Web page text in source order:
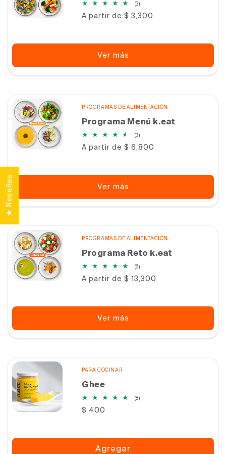
(3)3
totales
Precio
A partir de $ 3,300
Ver más
PROGRAMAS DE ALIMENTACIÓN
Programa Menú k.eat
(3)3
totales
Precio
A partir de $ 6,800
Ver más
PROGRAMAS DE ALIMENTACIÓN
Programa Reto k.eat
(6)6
totales
Precio
A partir de $ 13,300
Ver más
PARA COCINAR
Ghee
(8)8
Precio
$ 400
Agregar
★ Reseñas